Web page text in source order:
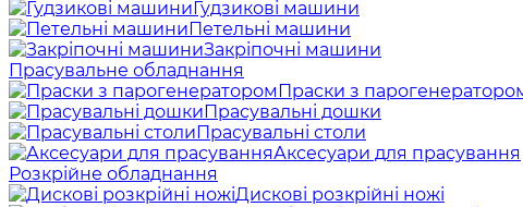
Гудзикові машини
Петельні машини
Закріпочні машини
Прасувальне обладнання
Праски з
Прасувальні дошки
Прасувальні столи
Аксесуари для прасування
Розкрійне обладнання
Дискові розкрійні ножі